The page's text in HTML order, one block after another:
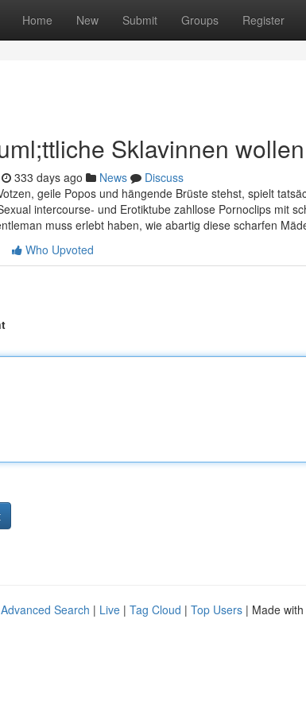
Home New Submit Groups Register
Sklavinnen
333 days ago News
Discuss
geile Popos und hängende Brüste stehst, spielt
intercourse- und Erotiktube zahllose Pornoclips mit
muss erlebt haben, wie abartig diese scharfen
Who Upvoted
Advanced Search | Live | Tag Cloud | Top Users | Made with